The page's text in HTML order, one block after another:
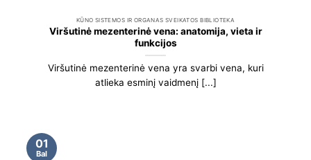
KŪNO SISTEMOS IR ORGANAS SVEIKATOS BIBLIOTEKA
Viršutinė mezenterinė vena: anatomija, vieta ir
funkcijos
Viršutinė mezenterinė vena yra svarbi vena, kuri
atlieka esminį vaidmenį [...]
01
Bal